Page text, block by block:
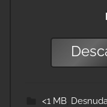
<1 MB,